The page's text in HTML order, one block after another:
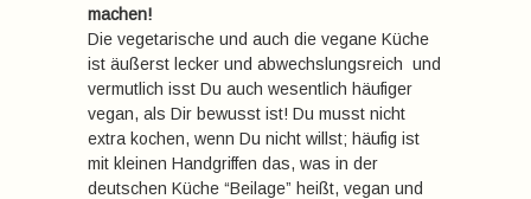
machen!
Die vegetarische und auch die vegane Küche
ist äußerst lecker und abwechslungsreich  und
vermutlich isst Du auch wesentlich häufiger
vegan, als Dir bewusst ist! Du musst nicht
extra kochen, wenn Du nicht willst; häufig ist
mit kleinen Handgriffen das, was in der
deutschen Küche “Beilage” heißt, vegan und